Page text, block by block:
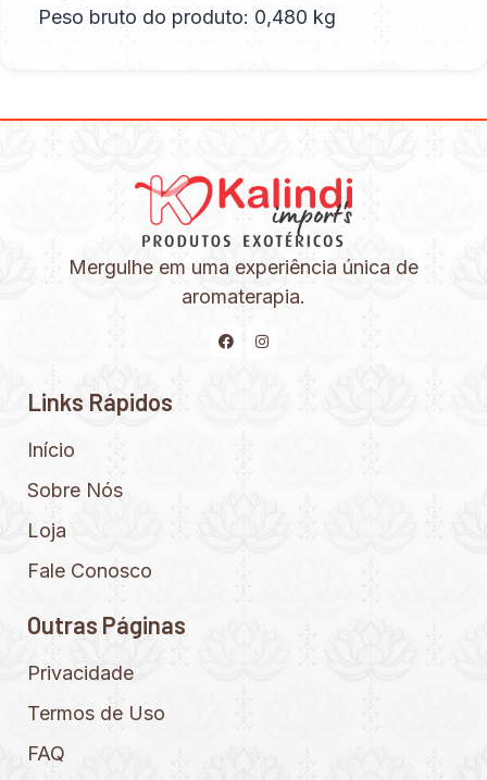
Peso bruto do produto: 0,480 kg
Mergulhe em uma experiência única de
aromaterapia.
Links Rápidos
Início
Sobre Nós
Loja
Fale Conosco
Outras Páginas
Privacidade
Termos de Uso
FAQ